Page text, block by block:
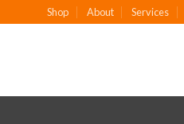
Shop About Services